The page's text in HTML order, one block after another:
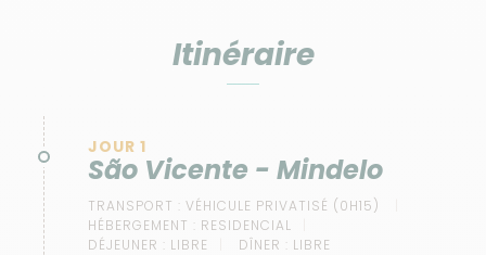
Itinéraire
JOUR 1
São Vicente - Mindelo
TRANSPORT : VÉHICULE PRIVATISÉ (0H15)
HÉBERGEMENT : RESIDENCIAL
DÉJEUNER : LIBRE DÎNER : LIBRE